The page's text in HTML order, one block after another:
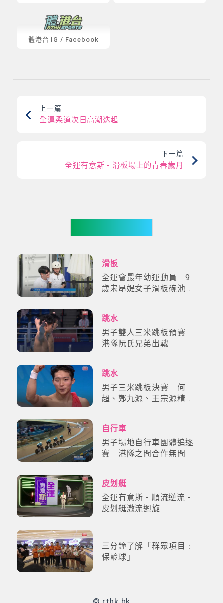
體港台 IG / Facebook
上一篇
全運柔道次日高潮迭起
下一篇
全運有意斯 - 滑板場上的青春歲月
滑板
全運會最年幼運動員 9
歲宋昂媞女子滑板碗池登
跳水
男子雙人三米跳板預賽
港隊阮氏兄弟出戰
跳水
男子三米跳板決賽 何
超、鄭九源、王宗源精華
自行車
男子場地自行車團體追逐
賽 港隊之間合作無間
皮划艇
全運有意斯 - 順流逆流 -
皮划艇激流迴旋
三分鐘了解「群眾項目﹕
保齡球」
© rthk.hk